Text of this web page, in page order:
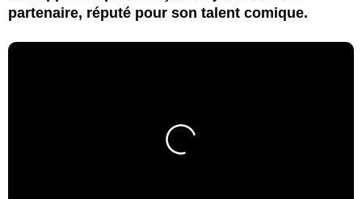
partenaire, réputé pour son talent comique.